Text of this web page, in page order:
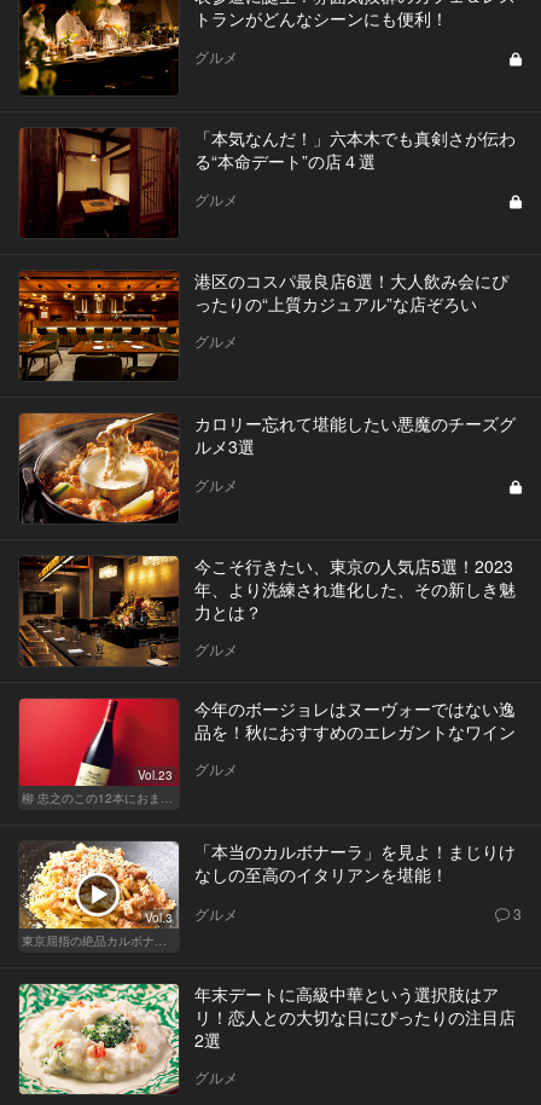
トランがどんなシーンにも便利！
グルメ
「本気なんだ！」六本木でも真剣さが伝わ
る“本命デート”の店４選
グルメ
港区のコスパ最良店6選！大人飲み会にぴ
ったりの“上質カジュアル”な店ぞろい
グルメ
カロリー忘れて堪能したい悪魔のチーズグ
ルメ3選
グルメ
今こそ行きたい、東京の人気店5選！2023
年、より洗練され進化した、その新しき魅
力とは？
グルメ
Vol.23
今年のボージョレはヌーヴォーではない逸
品を！秋におすすめのエレガントなワイン
グルメ
Vol.3
「本当のカルボナーラ」を見よ！まじりけ
なしの至高のイタリアンを堪能！
グルメ 3
年末デートに高級中華という選択肢はア
リ！恋人との大切な日にぴったりの注目店
2選
グルメ